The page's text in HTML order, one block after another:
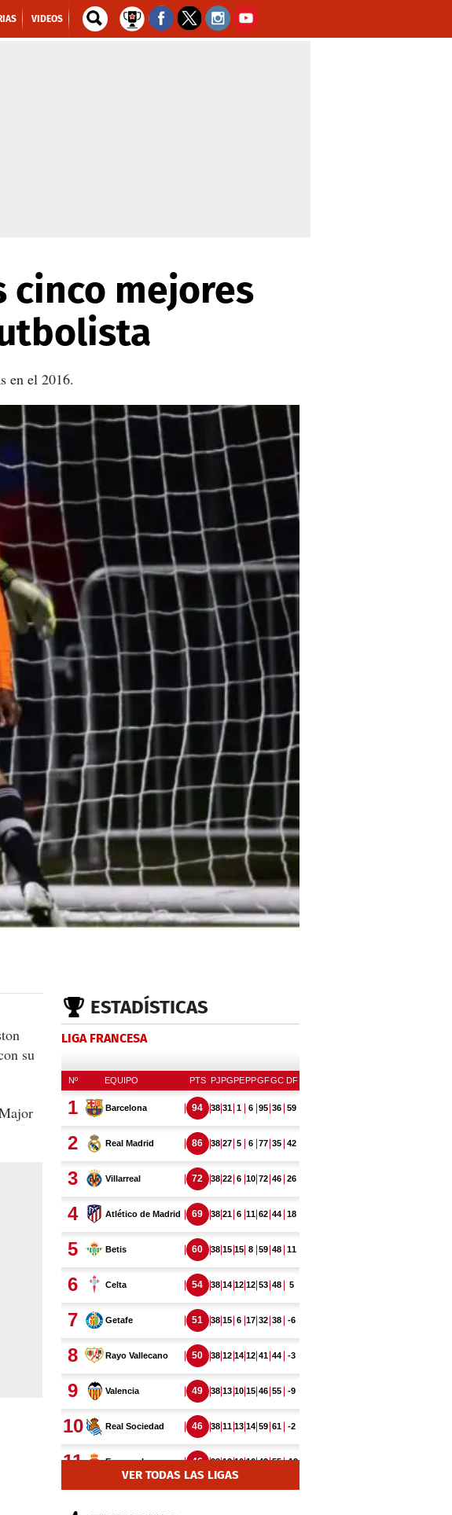
VIDEOS
cinco mejores
en el 2016.
su
ESTADÍSTICAS
LIGA FRANCESA
VER TODAS LAS LIGAS